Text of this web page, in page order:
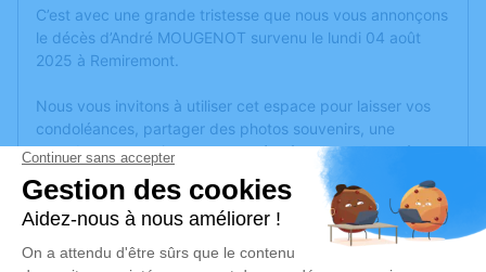
C’est avec une grande tristesse que nous vous annonçons
le décès d’André MOUGENOT survenu le lundi 04 août
2025 à Remiremont.
Nous vous invitons à utiliser cet espace pour laisser vos
condoléances, partager des photos souvenirs, une
anecdote ou exprimer vos pensées à travers des poèmes
ou des textes. Cet endroit est un lieu d'expression dédié à
honorer la mémoire d’André MOUGENOT.
Un service de plantation d’arbre hommage estdisponible